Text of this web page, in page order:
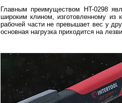
Главным преимуществом HT-0298
широким клином, изготовленному из
рабочей части не превышает вес у
основная нагрузка приходится на